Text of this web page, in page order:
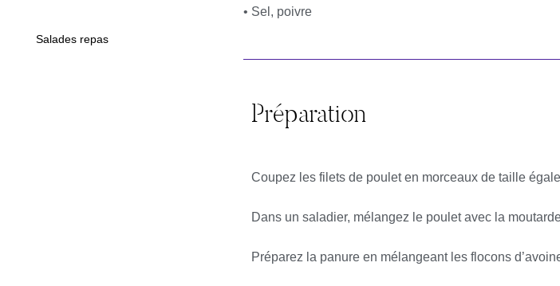
Salades repas
• Sel, poivre
Préparation
Coupez les filets de poulet en morceaux de taille
Dans un saladier, mélangez le poulet avec la
Préparez la panure en mélangeant les flocons